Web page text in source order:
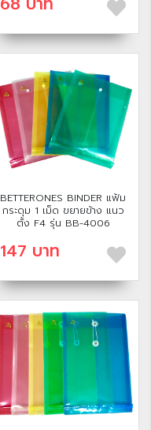
BETTERONES BINDER แฟ้ม
กระดุม 1 เม็ด ขยายข้าง แนว
ตั้ง F4 รุ่น BB-4006
147 บาท